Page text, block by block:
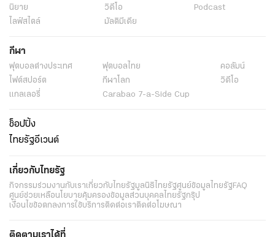
นิยาย
วิดีโอ
Podcast
ไลฟ์สไตล์
มัลติมีเดีย
กีฬา
ฟุตบอลต่่างประเทศ ฟุตบอลไทย
คอลัมน์
ไฟต์สปอร์ต
กีฬาโลก
วิดีโอ
แกลเลอรี่
Carabao 7-a-Side Cup
ช็อปปิ้ง
ไทยรัฐอีเวนต์
เกี่ยวกับไทยรัฐ
กิจกรรมร่วมงานกับเราเกี่ยวกับไทยรัฐมูลนิธิไทยรัฐศูนย์ข้อมูลไทยรัฐFAQ
ศูนย์ช่วยเหลือนโยบายคุ้มครองข้อมูลส่วนบุคคลไทยรัฐกรุ๊ป
เงื่อนไขข้อตกลงการใช้บริการติดต่อเราติดต่อโฆษณา